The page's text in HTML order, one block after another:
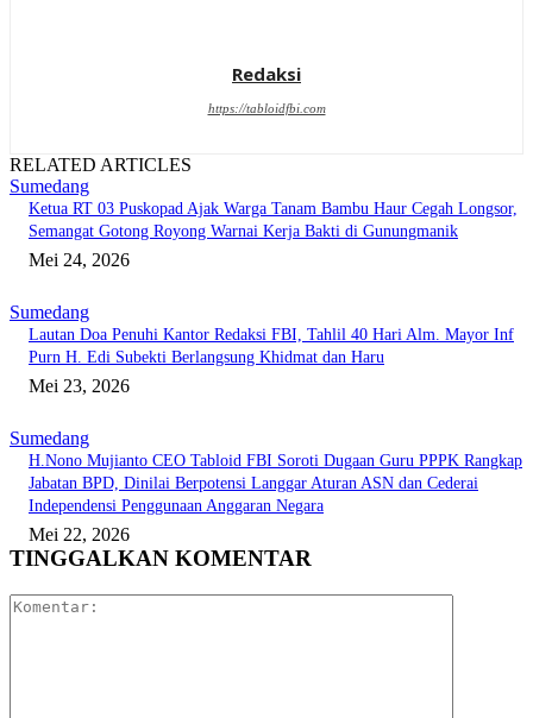
Redaksi
https://tabloidfbi.com
RELATED ARTICLES
Sumedang
Ketua RT 03 Puskopad Ajak Warga Tanam Bambu Haur Cegah Longsor,
Semangat Gotong Royong Warnai Kerja Bakti di Gunungmanik
Mei 24, 2026
Sumedang
Lautan Doa Penuhi Kantor Redaksi FBI, Tahlil 40 Hari Alm. Mayor Inf
Purn H. Edi Subekti Berlangsung Khidmat dan Haru
Mei 23, 2026
Sumedang
H.Nono Mujianto CEO Tabloid FBI Soroti Dugaan Guru PPPK Rangkap
Jabatan BPD, Dinilai Berpotensi Langgar Aturan ASN dan Cederai
Independensi Penggunaan Anggaran Negara
Mei 22, 2026
TINGGALKAN KOMENTAR